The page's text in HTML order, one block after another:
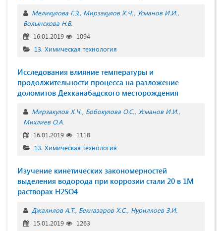
Меликулова Г.Э. Мирзакулов Х.Ч. Усманов И.И.
Волынскова Н.В.
16.01.2019
1094
13. Химическая технология
Исследования влияние температуры и
продолжительности процесса на разложение
доломитов Дехканабадского месторождения
Мирзакулов Х.Ч. Бобокулова О.С. Усманов И.И.
Михлиев О.А.
16.01.2019
1118
13. Химическая технология
Изучение кинетических закономерностей
выделения водорода при коррозии стали 20 в 1М
растворах H2SO4
Джалилов А.Т. Бекназаров Х.С. Нуриллоев З.И.
15.01.2019
1263